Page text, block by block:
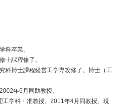
科卒業。
士課程修了。
科博士課程経営工学専攻修了。博士（工
年6月同助教授。
学科・准教授。2011年4月同教授、現